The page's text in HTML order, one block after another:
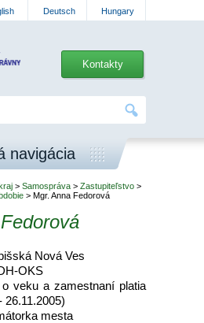
Deutsch Hungary
Kontakty
navigácia
> Samospráva > Zastupiteľstvo >
> Mgr. Anna Fedorová
Nová Ves
OKS
veku a zamestnaní platia
26.11.2005)
mesta